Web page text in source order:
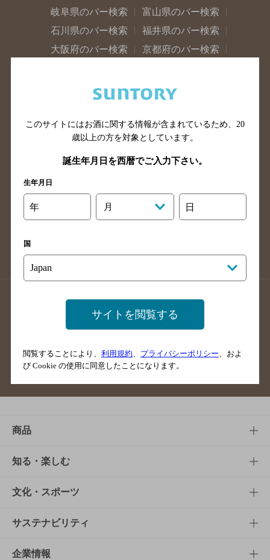
岐阜県のバー検索
富山県のバー検索
石川県のバー検索
福井県のバー検索
大阪府のバー検索
京都府のバー検索
滋賀県のバー検索
和歌山県のバー検索
山口県のバー検索
鳥取県のバー検索
島根県のバー検索
徳島県のバー検索
香川県のバー検索
愛媛県のバー検索
高知県のバー検索
長崎県のバー検索
佐賀県のバー検索
大分県のバー検索
熊本県のバー検索
沖縄県のバー検索
店舗登録方法のご案内
店舗情報更新方法のご案内
掲載店舗様ログイン
ご意見・ご感想
商品
商品TOP
商品一覧
商品発売情報
栄養成分一覧
知る・楽しむ
知る・楽しむTOP
キャンペーン
工場見学
文化・スポーツ
文化・スポーツTOP
サントリーホール
サステナビリティ
サステナビリティTOP
企業情報
このサイトにはお酒に関する情報が含まれているため、 20
歳以上の方を対象としています。
誕生年月日を西暦でご入力下さい。
生年月日
年 月 日
国
サイトを閲覧する
閲覧することにより、 利用規約 プライバシーポリシー 、およ
び Cookie の使用に同意したことになります。